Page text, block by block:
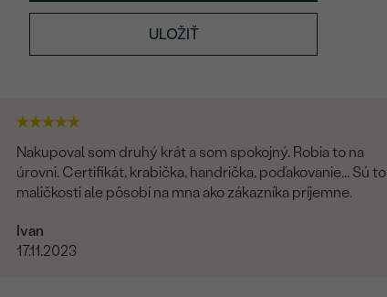
ULOŽIŤ
Nakupoval som druhý krát a som spokojný. Robia to na
úrovni. Certifikát, krabička, handrička, poďakovanie... Sú to
maličkosti ale pôsobí na mna ako zákazníka príjemne.
Ivan
17.11.2023